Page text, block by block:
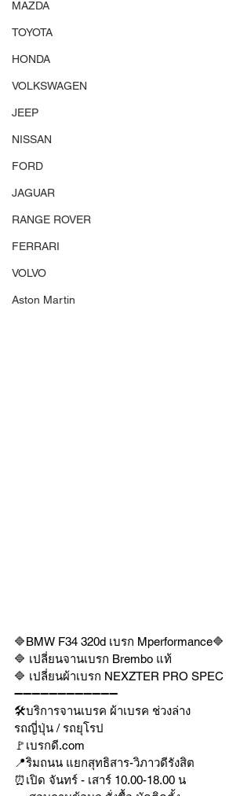
MAZDA
TOYOTA
HONDA
VOLKSWAGEN
JEEP
NISSAN
FORD
JAGUAR
RANGE ROVER
FERRARI
VOLVO
Aston Martin
🔷BMW F34 320d เบรก Mperformance🔷
🔷 เปลี่ยนจานเบรก Brembo แท้
🔷 เปลี่ยนผ้าเบรก NEXZTER PRO SPEC
➖➖➖➖➖➖➖➖➖➖➖➖
🛠บริการจานเบรค ผ้าเบรค ช่วงล่าง
รถญี่ปุ่น / รถยุโรป
🚩เบรกดี.com
📍ริมถนน แยกสุทธิสาร-วิภาวดีรังสิต
⏰เปิด จันทร์ - เสาร์ 10.00-18.00 น